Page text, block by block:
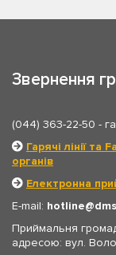
Звернення
(044) 363-22-50 -
Гарячі лінії та
органів
Електронна
E-mail: hotline
Приймальня
адресою: вул.